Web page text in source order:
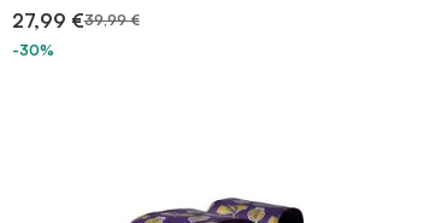
27,99 €39,99 €
-30%